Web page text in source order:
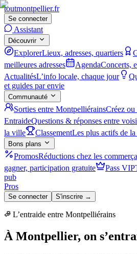
toutmontpellier.fr
Se connecter
Assistant
Découvrir
ExplorerLieux, adresses, quartiers
meilleures adresses
AgendaConcerts,
ActualitésL’info locale, chaque jour
et guides par envie
Communauté
Sorties entre MontpelliérainsCréez ou
EntraideQuestions & réponses entre
la ville
ClassementLes plus actifs de
Bons plans
PromosRéductions chez les
gagner, participation gratuite
Pass VIP
pub
Pros
Se connecter S'inscrire →
L’entraide entre Montpelliérains
À Montpellier, on